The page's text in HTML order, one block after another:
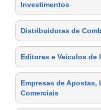
Investimentos
Distribuidoras de
Editoras e Veículos de
Empresas de Apostas,
Comerciais